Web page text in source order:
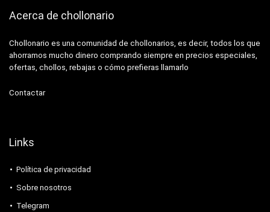
Acerca de chollonario
Chollonario es una comunidad de chollonarios, es decir, todos los que
ahorramos mucho dinero comprando siempre en precios especiales,
ofertas, chollos, rebajas o cómo prefieras llamarlo
Contactar
Links
Política de privacidad
Sobre nosotros
Telegram